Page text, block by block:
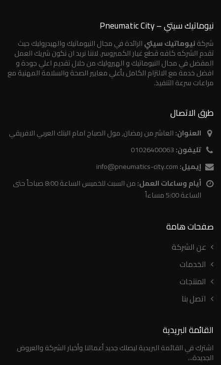
نيوماتيك سيتي – Pneumatic City
شركةنيوماتيك سيتيالرائدة في مجال النيوماتيك والهيدروليك حيث
تقدم الشركه كافه قطع غيار الكمبروسر. لاننا نريد ان نكون شريك العمل
المفضل في مجال النيوماتيك و الهيروليك من خلال تقديم اعلي جودة و
افضل خدمة مع الالتزام الكامل بأعلي معايير الصحة والسلامة المهنية مع
مراعات سرعة التنفيذ.
طرق الاتصال
العنوان:العاشر من رمضان, مول الصباح امام البنك العربي الافريقي
تليفون:01026400063
إيميل:info@pneumatics-city.com
أيام وساعات العمل:
من السبت للخميس الساعة 8:00 صباحاً حتى
الساعة 5:00 مساءاً
صفحات هامة
عن الشركة
الخدمات
المنتجات
اتصل بنا
القائمة البريدية
اشترك في القائمة البريدية ليصلك جديد أعمالنا وأخبار الشركة والعروض
الجديدة...